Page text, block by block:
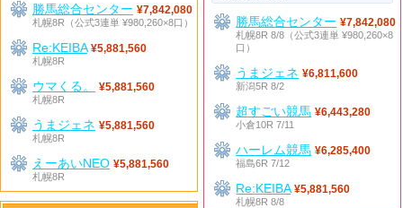
勝馬総合センター ¥7,842,080
札幌8R（公式3連単 ¥980,260×8口）
Re:KEIBA ¥5,881,560
札幌8R
ウマくる。
¥5,881,560
札幌8R
うまジェネ ¥5,881,560
札幌8R
えーあいNEO ¥5,881,560
札幌8R
勝馬総合センター ¥7,842,080
札幌8R 8/8（公式3連単 ¥980,260×8
口）
うまジェネ ¥6,811,600
新潟5R 8/2
超すごい競馬 ¥6,443,280
小倉10R 7/11
ハーレム競馬 ¥6,285,400
福島6R 7/12
Re:KEIBA ¥5,881,560
札幌8R 8/8